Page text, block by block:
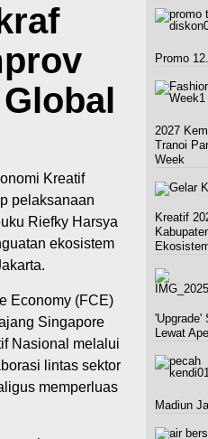
Kreatif
pelaksanaan
Riefky Harsya
ekosistem
Economy (FCE)
Singapore
Nasional melalui
lintas sektor
memperluas
Promo
2027
Tranoi
Week
Kreatif
'Upgrade'
Lewat
Madiun